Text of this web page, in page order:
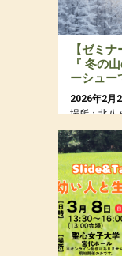
【ゼミ
『 冬の
ーシュー
2026年2月
場所：北八
参加費：参
ジェクトに